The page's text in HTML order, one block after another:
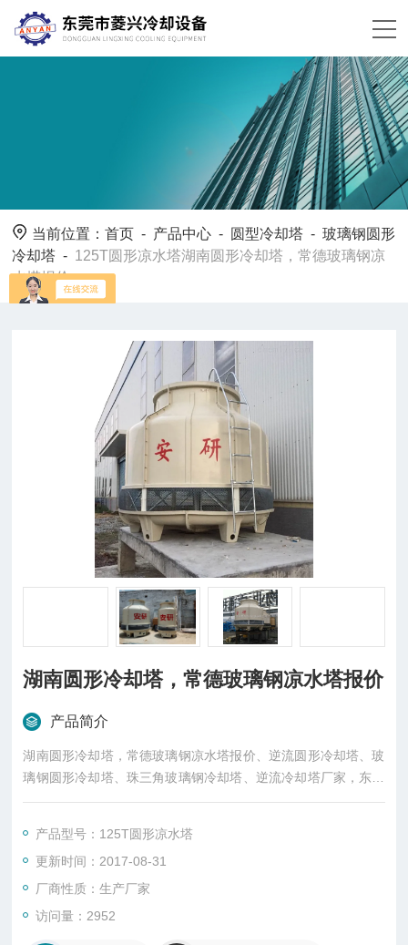
当前位置：首页 - 产品中心 - 圆型冷却塔 -玻璃钢圆形
冷却塔 - 125T圆形凉水塔湖南圆形冷却塔，常德玻璃钢凉
水塔报价
湖南圆形冷却塔，常德玻璃钢凉水塔报价
产品简介
湖南圆形冷却塔，常德玻璃钢凉水塔报价、逆流圆形冷却塔、玻
璃钢圆形冷却塔、珠三角玻璃钢冷却塔、逆流冷却塔厂家，东莞
市菱兴冷却设备有限公司（安研牌）冷却塔厂家，您身边的优质
产品型号：125T圆形凉水塔
更新时间：2017-08-31
厂商性质：生产厂家
访问量：2952